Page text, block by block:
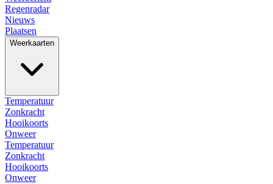
Regenradar
Nieuws
Plaatsen
Weerkaarten
Temperatuur
Zonkracht
Hooikoorts
Onweer
Temperatuur
Zonkracht
Hooikoorts
Onweer